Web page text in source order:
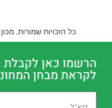
כל הזכויות שמורות. מכון קרני
הרשמו כאן לקבלת
לקראת מבחן